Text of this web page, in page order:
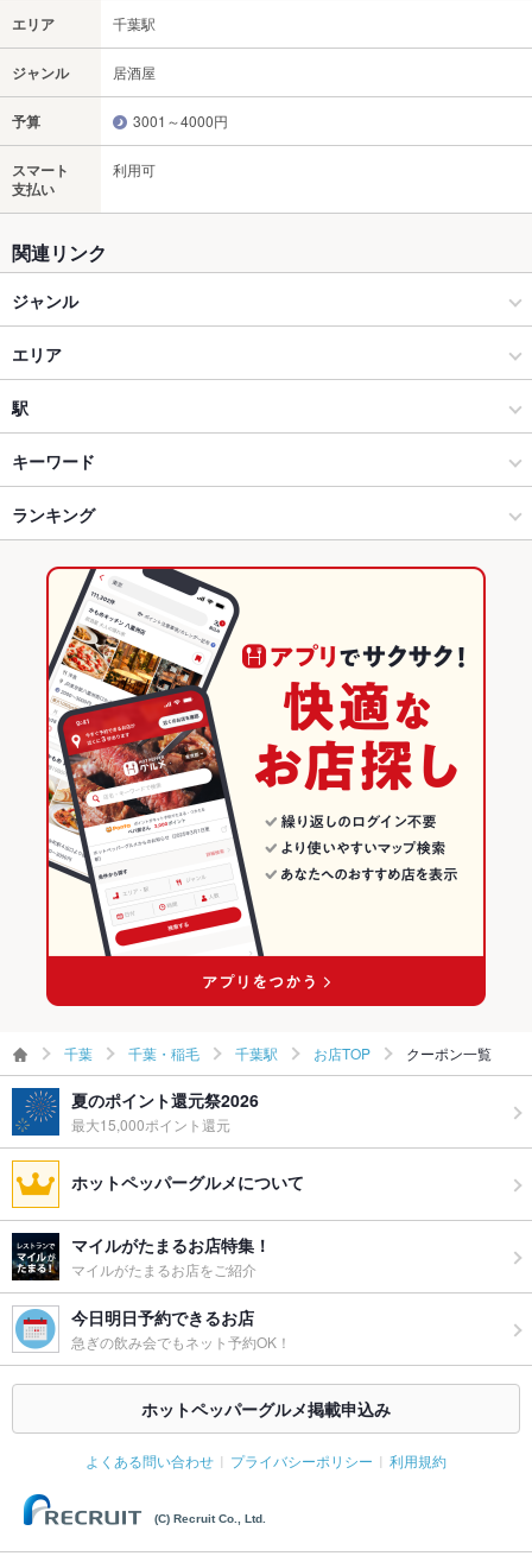
エリア 千葉駅
ジャンル 居酒屋
予算 3001～4000円
スマート
支払い
利用可
関連リンク
ジャンル
居酒屋
和風
千葉・稲毛 × 居酒屋
千葉・稲毛 × 和風
葭川公園駅 × 居酒屋
葭川公園駅 × 和風
和食全般
千葉・稲毛 × 和食
千葉・稲毛 × 和食全般
葭川公園駅 × 和食
葭川公園駅 × 和食全般
エリア
千葉駅
千葉駅 × 居酒屋
千葉駅 × 和風
千葉駅 × 和食
千葉駅 × 和食全般
千葉 × 居酒屋
千葉 × 和風
千葉 × 和食
千葉 × 和食全般
駅
千葉駅
千葉中央駅
葭川公園駅
キーワード
卵焼き からあげ
デザート
ランキング
千葉のグルメランキング
千葉の居酒屋ランキング
千葉・稲毛のグルメランキング
千葉・稲毛の居酒屋ランキング
千葉駅のグルメランキング
千葉駅の居酒屋ランキング
千葉 千葉・稲毛 千葉駅 お店TOP クーポン一覧
夏のポイント還元祭2026
最大15,000ポイント還元
ホットペッパーグルメについて
マイルがたまるお店特集！
マイルがたまるお店をご紹介
今日明日予約できるお店
急ぎの飲み会でもネット予約OK！
ホットペッパーグルメ掲載申込み
よくある問い合わせ プライバシーポリシー 利用規約
(C) Recruit Co., Ltd.